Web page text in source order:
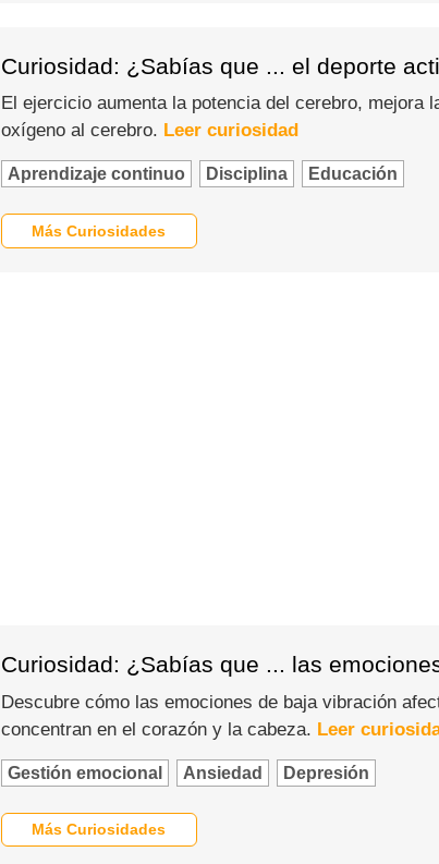
Curiosidad: ¿Sabías que ... el deporte
El ejercicio aumenta la potencia del cerebro,
oxígeno al cerebro. Leer curiosidad
Aprendizaje continuo Disciplina Educación
Más Curiosidades
Curiosidad: ¿Sabías que ... las
Descubre cómo las emociones de baja vibración
concentran en el corazón y la cabeza. Leer
Gestión emocional Ansiedad Depresión
Más Curiosidades